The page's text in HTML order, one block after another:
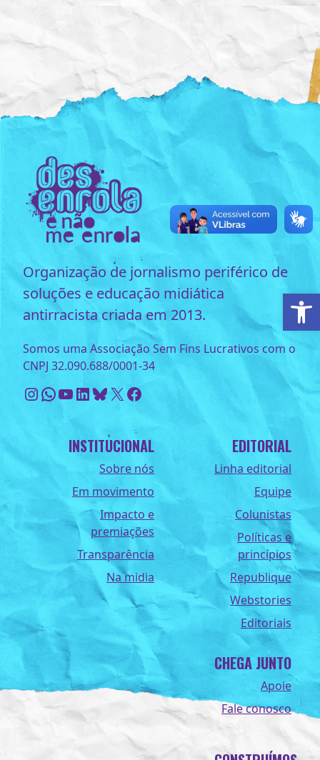
Organização de jornalismo periférico de
soluções e educação midiática
antirracista criada em 2013.
Somos uma Associação Sem Fins Lucrativos com o
CNPJ 32.090.688/0001-34
Instagram
WhatsApp
Youtube
LinkedIn
Bluesky
X Facebook
INSTITUCIONAL
Sobre nós
Em movimento
Impacto e
premiações
Transparência
Na midia
EDITORIAL
Linha editorial
Equipe
Colunistas
Políticas e
princípios
Republique
Webstories
Editoriais
CHEGA JUNTO
Apoie
Fale conosco